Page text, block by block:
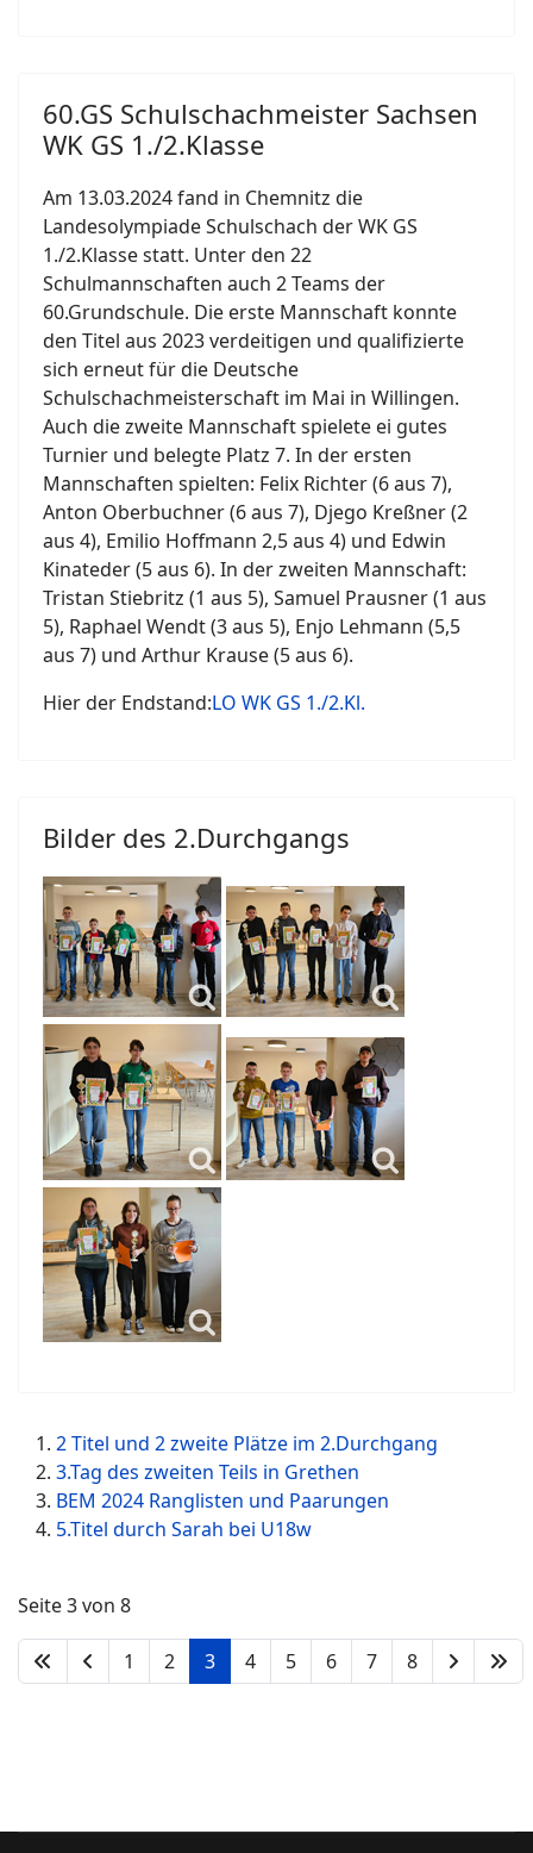
60.GS Schulschachmeister Sachsen
WK GS 1./2.Klasse
Am 13.03.2024 fand in Chemnitz die
Landesolympiade Schulschach der WK GS
1./2.Klasse statt. Unter den 22
Schulmannschaften auch 2 Teams der
60.Grundschule. Die erste Mannschaft konnte
den Titel aus 2023 verdeitigen und qualifizierte
sich erneut für die Deutsche
Schulschachmeisterschaft im Mai in Willingen.
Auch die zweite Mannschaft spielete ei gutes
Turnier und belegte Platz 7. In der ersten
Mannschaften spielten: Felix Richter (6 aus 7),
Anton Oberbuchner (6 aus 7), Djego Kreßner (2
aus 4), Emilio Hoffmann 2,5 aus 4) und Edwin
Kinateder (5 aus 6). In der zweiten Mannschaft:
Tristan Stiebritz (1 aus 5), Samuel Prausner (1 aus
5), Raphael Wendt (3 aus 5), Enjo Lehmann (5,5
aus 7) und Arthur Krause (5 aus 6).
Hier der Endstand:LO WK GS 1./2.Kl.
Bilder des 2.Durchgangs
2 Titel und 2 zweite Plätze im 2.Durchgang
3.Tag des zweiten Teils in Grethen
BEM 2024 Ranglisten und Paarungen
5.Titel durch Sarah bei U18w
Seite 3 von 8
1 2 3 4 5 6 7 8